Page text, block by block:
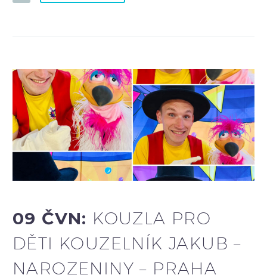
09 ČVN: KOUZLA PRO
DĚTI KOUZELNÍK JAKUB –
NAROZENINY – PRAHA